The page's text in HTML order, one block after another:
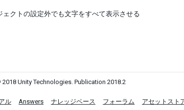
ェクトの設定外でも文字をすべて表示させる
Unity Technologies. Publication 2018.2
ル Answers ナレッジベース フォーラム アセットスト